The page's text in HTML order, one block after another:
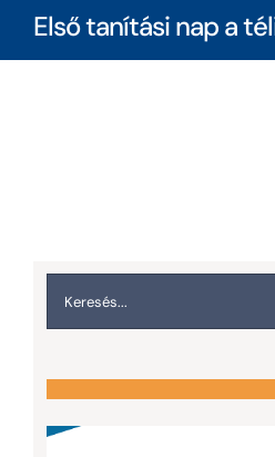
Első tanítási nap a